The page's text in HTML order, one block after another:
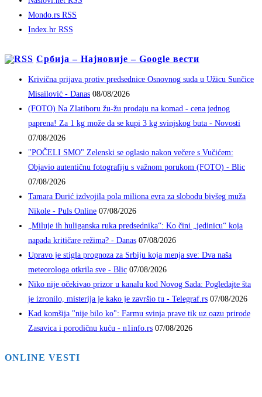
Mondo.rs RSS
Index.hr RSS
Србија – Најновије – Google вести
Krivična prijava protiv predsednice Osnovnog suda u Užicu Sunčice
Misailović - Danas 08/08/2026
(FOTO) Na Zlatiboru žu-žu prodaju na komad - cena jednog
paprena! Za 1 kg može da se kupi 3 kg svinjskog buta - Novosti
07/08/2026
"POČELI SMO" Zelenski se oglasio nakon večere s Vučićem:
Objavio autentičnu fotografiju s važnom porukom (FOTO) - Blic
07/08/2026
Tamara Đurić izdvojila pola miliona evra za slobodu bivšeg muža
Nikole - Puls Online 07/08/2026
„Miluje ih huliganska ruka predsednika“: Ko čini „jedinicu“ koja
napada kritičare režima? - Danas 07/08/2026
Upravo je stigla prognoza za Srbiju koja menja sve: Dva naša
meteorologa otkrila sve - Blic 07/08/2026
Niko nije očekivao prizor u kanalu kod Novog Sada: Pogledajte šta
je izronilo, misterija je kako je završio tu - Telegraf.rs 07/08/2026
Kad komšija "nije bilo ko": Farmu svinja prave tik uz oazu prirode
Zasavica i porodičnu kuću - n1info.rs 07/08/2026
ONLINE VESTI